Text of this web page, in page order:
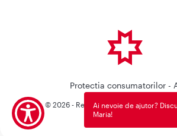
Protectia consumatorilor -
© 2026 - Reteaua Privata de Sanatate
Toate drepturile rezervate.
Ai nevoie de ajutor?
Maria!